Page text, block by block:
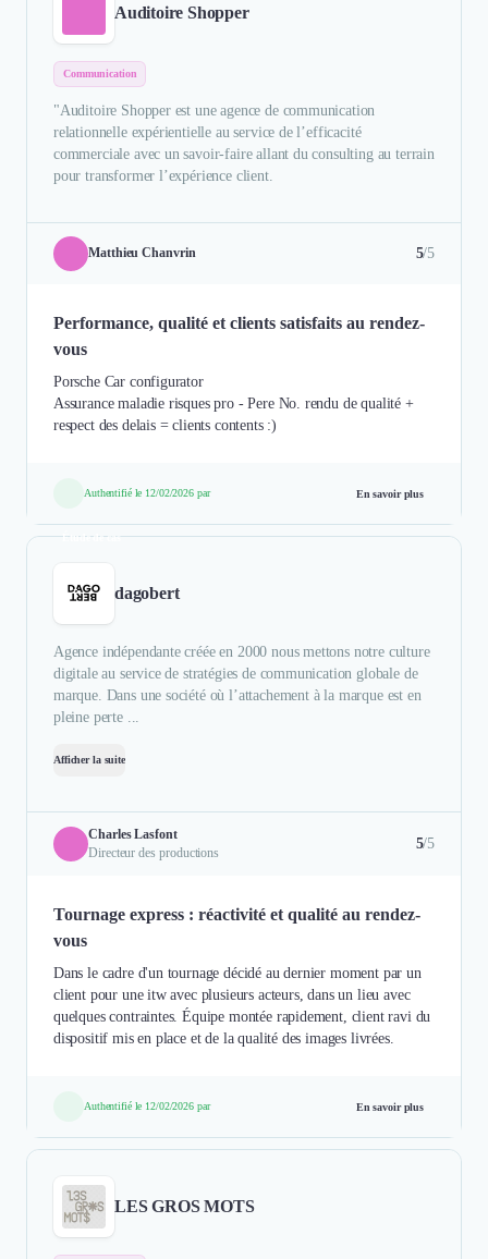
Auditoire Shopper
Communication
"Auditoire Shopper est une agence de communication
relationnelle expérientielle au service de l’efficacité
commerciale avec un savoir-faire allant du consulting au terrain
pour transformer l’expérience client.
Matthieu Chanvrin 5/5
Performance, qualité et clients satisfaits au rendez-
vous
Porsche Car configurator
Assurance maladie risques pro - Pere No. rendu de qualité +
respect des delais = clients contents :)
Authentifié le 12/02/2026 par En savoir plus
Étude de cas
dagobert
Agence indépendante créée en 2000 nous mettons notre culture
digitale au service de stratégies de communication globale de
marque. Dans une société où l’attachement à la marque est en
pleine perte ...
Afficher la suite
Charles Lasfont
Directeur des productions
5/5
Tournage express : réactivité et qualité au rendez-
vous
Dans le cadre d'un tournage décidé au dernier moment par un
client pour une itw avec plusieurs acteurs, dans un lieu avec
quelques contraintes. Équipe montée rapidement, client ravi du
dispositif mis en place et de la qualité des images livrées.
Authentifié le 12/02/2026 par En savoir plus
LES GROS MOTS